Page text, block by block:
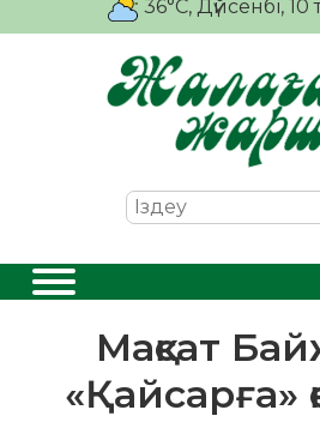
36°C, Дүйсенбі, 10
Мақсат
«Қайсарға»